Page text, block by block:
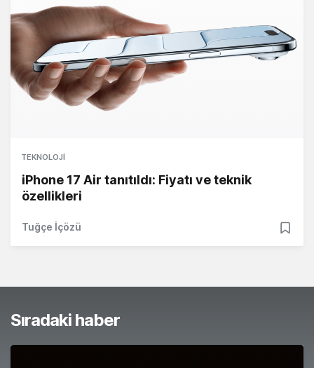
TEKNOLOJI
iPhone 17 Air tanıtıldı: Fiyatı ve teknik
özellikleri
Tuğçe İçözü
Sıradaki haber